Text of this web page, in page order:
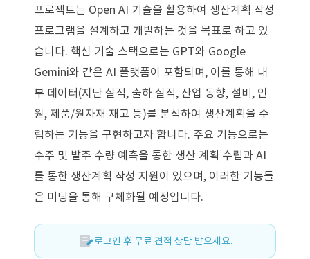
프로젝트는 Open AI 기술을 활용하여 생산계획 작성
프로그램을 설계하고 개발하는 것을 목표로 하고 있
습니다. 핵심 기술 스택으로는 GPT와 Google
Gemini와 같은 AI 플랫폼이 포함되며, 이를 통해 내
부 데이터(지난 실적, 출하 실적, 산업 동향, 설비, 인
원, 제품/원자재 재고 등)를 분석하여 생산계획을 수
립하는 기능을 구현하고자 합니다. 주요 기능으로는
수주 및 발주 수량 예측을 통한 생산 계획 수립과 AI
를 통한 생산계획 작성 지원이 있으며, 이러한 기능들
은 미팅을 통해 구체화될 예정입니다.
로그인 후 무료 견적 상담 받으세요.